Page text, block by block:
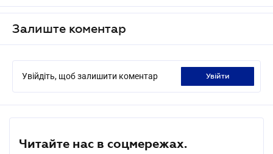
Залиште коментар
Увійдіть, щоб залишити коментар увійти
Читайте нас в соцмережах.